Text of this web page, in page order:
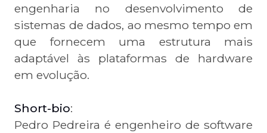
engenharia no desenvolvimento de
sistemas de dados, ao mesmo tempo em
que fornecem uma estrutura mais
adaptável às plataformas de hardware
em evolução.
Short-bio:
Pedro Pedreira é engenheiro de software